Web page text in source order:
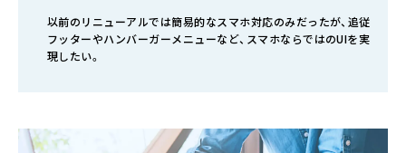
以前のリニューアルでは簡易的なスマホ対応のみだったが、追従
フッターやハンバーガーメニューなど、スマホならではのUIを実
現したい。